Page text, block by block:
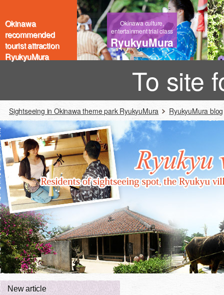
Okinawa
recommended
tourist attraction
RyukyuMura
Okinawa culture,
entertainment trial class
RyukyuMura
To site
Sightseeing in Okinawa theme park RyukyuMura RyukyuMura blog
New article